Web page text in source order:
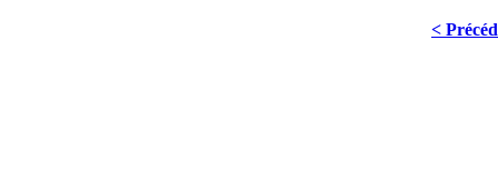
<